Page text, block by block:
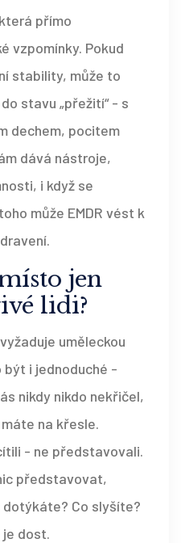
přímo
vzpomínky. Pokud
stability, může to
stavu „přežití“ - s
dechem, pocitem
dává nástroje,
i když se
může EMDR vést k
jen
lidi?
uměleckou
i jednoduché -
nikdy nikdo nekřičel,
na křesle.
- ne představovali.
představovat,
Co slyšíte?
je dost.